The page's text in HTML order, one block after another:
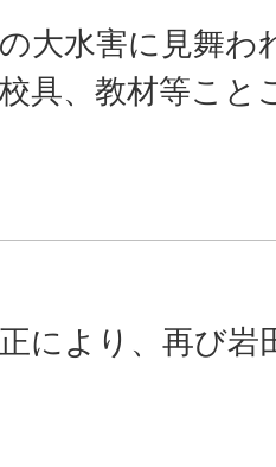
大水害に見舞わ
具、教材等こと
により、再び岩